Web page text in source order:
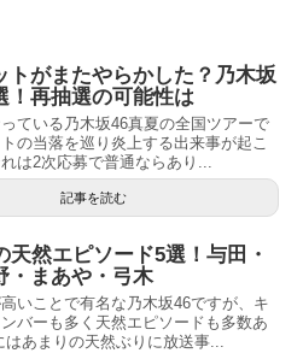
トがまたやらかした？乃木坂
！再抽選の可能性は
ている乃木坂46真夏の全国ツアーで
の当落を巡り炎上する出来事が起こ
は2次応募で普通ならあり...
記事を読む
天然エピソード5選！与田・
・まあや・弓木
いことで有名な乃木坂46ですが、キ
バーも多く天然エピソードも多数あ
はあまりの天然ぶりに放送事...